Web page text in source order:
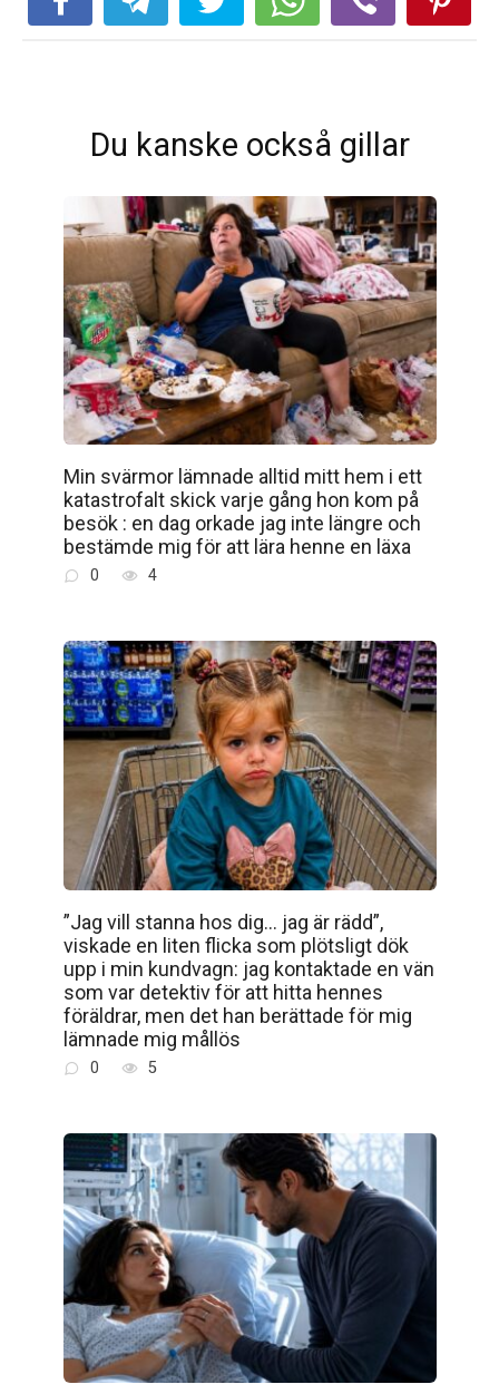
Du kanske också gillar
Min svärmor lämnade alltid mitt hem i ett
katastrofalt skick varje gång hon kom på
besök : en dag orkade jag inte längre och
bestämde mig för att lära henne en läxa
0 4
”Jag vill stanna hos dig… jag är rädd”,
viskade en liten flicka som plötsligt dök
upp i min kundvagn: jag kontaktade en vän
som var detektiv för att hitta hennes
föräldrar, men det han berättade för mig
lämnade mig mållös
0 5